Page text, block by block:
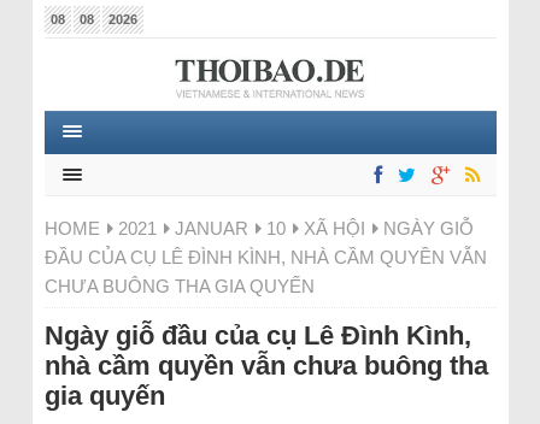
08 08 2026
HOME 2021 JANUAR 10 XÃ HỘI
NGÀY GIỖ
ĐẦU CỦA CỤ LÊ ĐÌNH KÌNH, NHÀ CẦM QUYỀN VẪN
CHƯA BUÔNG THA GIA QUYẾN
Ngày giỗ đầu của cụ Lê Đình Kình,
nhà cầm quyền vẫn chưa buông tha
gia quyến